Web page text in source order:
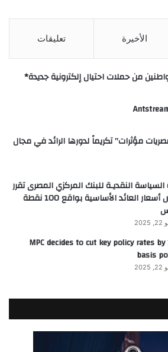
الأخيرة تعليقات
من حملات احتيال إلكترونية جديدة*
مؤثرات” تكريماً لدورها الرائد في مجال
السياسة النقديـة للبنك المركزي المصرى تقرر
خفض أسعار العائد الأساسية بواقع 100 نقطة
MPC decides to cut key policy rates
basis